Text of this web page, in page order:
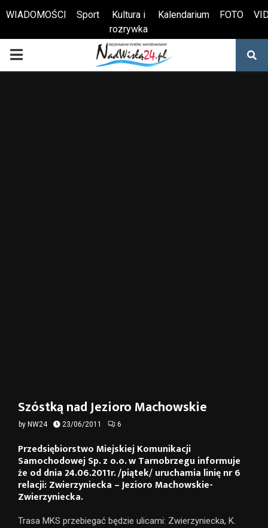
Otwórz pasek narzędzi
WIADOMOŚCI Sport
Kultura i
rozrywka
Kalendarium FOTO
PRIMARY
Szóstką nad Jezioro Machowskie
by NW24 23/06/2011 6
Przedsiębiorstwo Miejskiej Komunikacji
Samochodowej Sp. z o.o. w Tarnobrzegu informuje
że od dnia 24.06.2011r. /piątek/ uruchamia linię nr 6
relacji: Zwierzyniecka – Jezioro Machowskie-
Zwierzyniecka.
Trasa MKS przebiegać będzie ulicami: Zwierzyniecka, K.